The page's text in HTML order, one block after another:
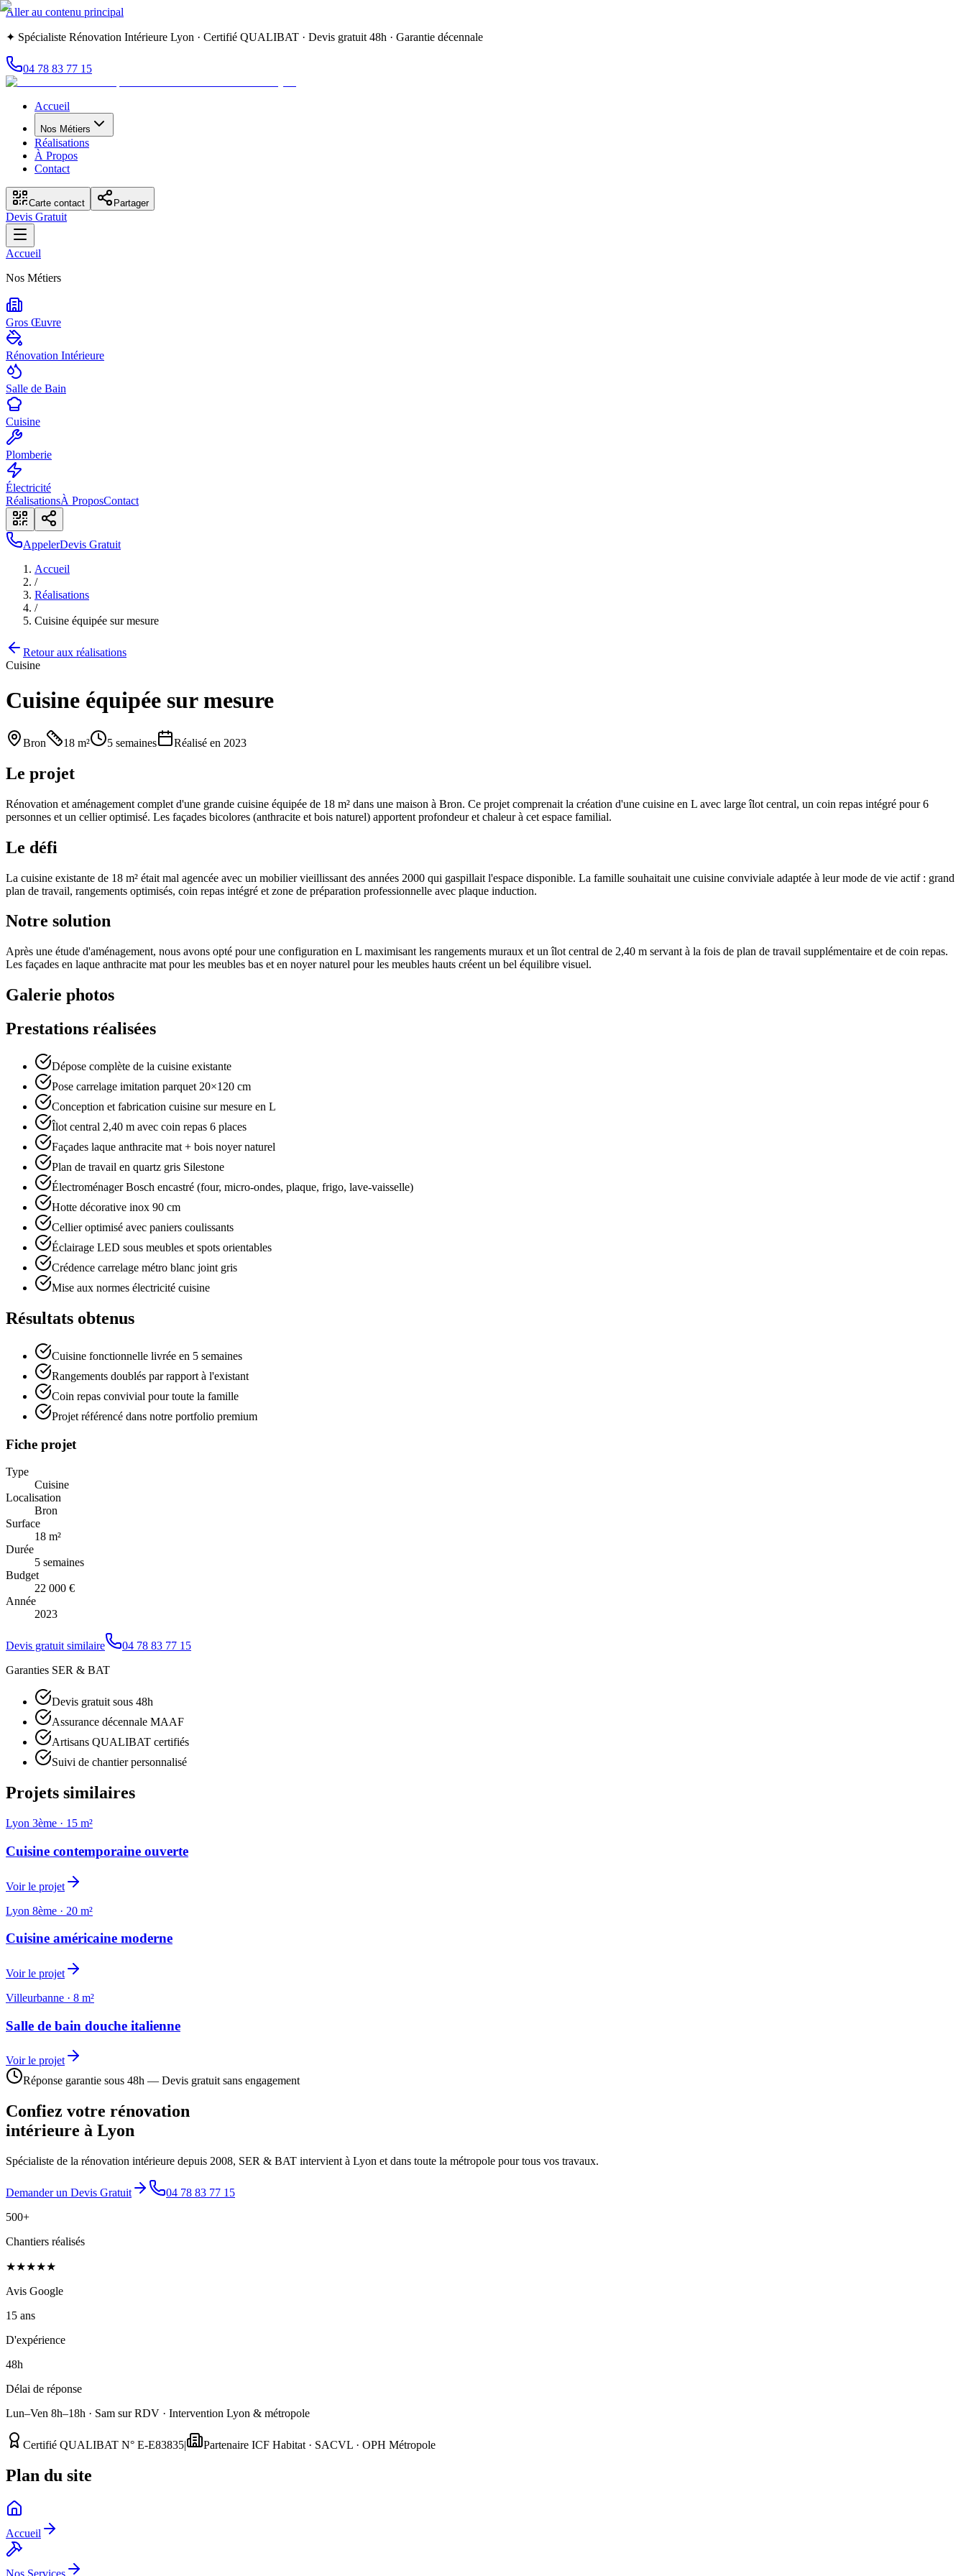
Aller au contenu principal
✦ Spécialiste Rénovation Intérieure Lyon · Certifié QUALIBAT · Devis gratuit 48h · Garantie décennale
04 78 83 77 15
Accueil
Nos Métiers
Réalisations
À Propos
Contact
Carte contact Partager
Devis Gratuit
Accueil
Nos Métiers
Gros Œuvre
Rénovation Intérieure
Salle de Bain
Cuisine
Plomberie
Électricité
RéalisationsÀ ProposContact
AppelerDevis Gratuit
Accueil
/
Réalisations
/
Cuisine équipée sur mesure
Retour aux réalisations
Cuisine
Cuisine équipée sur mesure
Bron 18 m² 5 semaines Réalisé en 2023
Le projet
Rénovation et aménagement complet d'une grande cuisine équipée de 18 m² dans une maison à Bron. Ce projet comprenait la création d'une cuisine en L avec large îlot central, un coin repas intégré pour 6
personnes et un cellier optimisé. Les façades bicolores (anthracite et bois naturel) apportent profondeur et chaleur à cet espace familial.
Le défi
La cuisine existante de 18 m² était mal agencée avec un mobilier vieillissant des années 2000 qui gaspillait l'espace disponible. La famille souhaitait une cuisine conviviale adaptée à leur mode de vie actif : grand
plan de travail, rangements optimisés, coin repas intégré et zone de préparation professionnelle avec plaque induction.
Notre solution
Après une étude d'aménagement, nous avons opté pour une configuration en L maximisant les rangements muraux et un îlot central de 2,40 m servant à la fois de plan de travail supplémentaire et de coin repas.
Les façades en laque anthracite mat pour les meubles bas et en noyer naturel pour les meubles hauts créent un bel équilibre visuel.
Galerie photos
Prestations réalisées
Dépose complète de la cuisine existante
Pose carrelage imitation parquet 20×120 cm
Conception et fabrication cuisine sur mesure en L
Îlot central 2,40 m avec coin repas 6 places
Façades laque anthracite mat + bois noyer naturel
Plan de travail en quartz gris Silestone
Électroménager Bosch encastré (four, micro-ondes, plaque, frigo, lave-vaisselle)
Hotte décorative inox 90 cm
Cellier optimisé avec paniers coulissants
Éclairage LED sous meubles et spots orientables
Crédence carrelage métro blanc joint gris
Mise aux normes électricité cuisine
Résultats obtenus
Cuisine fonctionnelle livrée en 5 semaines
Rangements doublés par rapport à l'existant
Coin repas convivial pour toute la famille
Projet référencé dans notre portfolio premium
Fiche projet
Type
Cuisine
Localisation
Bron
Surface
18 m²
Durée
5 semaines
Budget
22 000 €
Année
2023
Devis gratuit similaire
04 78 83 77 15
Garanties SER & BAT
Devis gratuit sous 48h
Assurance décennale MAAF
Artisans QUALIBAT certifiés
Suivi de chantier personnalisé
Projets similaires
Lyon 3ème · 15 m²
Cuisine contemporaine ouverte
Voir le projet
Lyon 8ème · 20 m²
Cuisine américaine moderne
Voir le projet
Villeurbanne · 8 m²
Salle de bain douche italienne
Voir le projet
Réponse garantie sous 48h — Devis gratuit sans engagement
Confiez votre rénovation
intérieure à Lyon
Spécialiste de la rénovation intérieure depuis 2008, SER & BAT intervient à Lyon et dans toute la métropole pour tous vos travaux.
Demander un Devis Gratuit
04 78 83 77 15
500+
Chantiers réalisés
★★★★★
Avis Google
15 ans
D'expérience
48h
Délai de réponse
Lun–Ven 8h–18h · Sam sur RDV · Intervention Lyon & métropole
Certifié QUALIBAT N° E-E83835| Partenaire ICF Habitat · SACVL · OPH Métropole
Plan du site
Accueil
Nos Services